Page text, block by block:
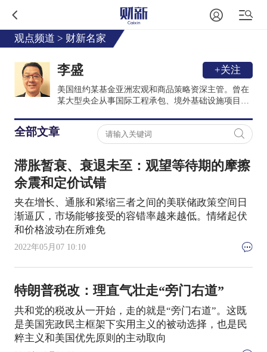
观点频道 > 财新名家
李盛 +关注
美国纽约某基金亚洲宏观和商品策略资深主管。曾在
某大型央企从事国际工程承包、境外基础设施项目投
东南亚、大洋洲和非洲派驻。美国哥伦比亚大学公共
管理硕士（MPA）、北京大学/纽约福坦莫大学工商管
理硕士（MBA）、对外经济贸易大学经济学学士。
全部文章
滞胀暂衰、衰退未至：观望等待期的摩擦
余震和定价试错
夹在增长、通胀和紧缩三者之间的美联储政策空间日
渐逼仄，市场能够接受的容错率越来越低。情绪起伏
和价格波动在所难免
2022年05月07 10:10
特朗普税改：理直气壮走“旁门右道”
共和党的税改从一开始，走的就是“旁门右道”。这既
是美国宪政民主框架下实用主义的被动选择，也是民
粹主义和美国优先原则的主动取向